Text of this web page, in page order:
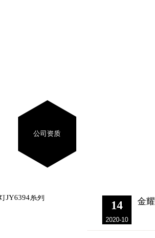
公司资质
14
2020-10
金
JY6394系列